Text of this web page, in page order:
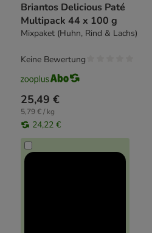
Briantos Delicious Paté
Multipack 44 x 100 g
Mixpaket (Huhn, Rind & Lachs)
25,49 €
5,79 € / kg
24,22 €
Keine Bewertung